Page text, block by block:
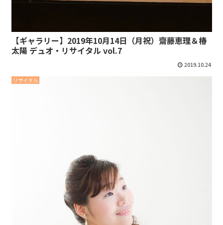
【ギャラリー】2019年10月14日（月祝）齋藤恵理＆椿
太陽 デュオ・リサイタル vol.7
2019.10.24
リサイタル